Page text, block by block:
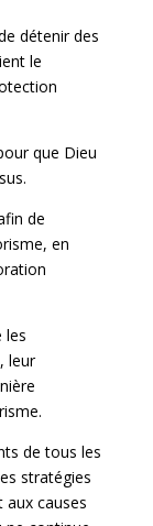
détenir des
le
que Dieu
de
en
les
leur
de tous les
stratégies
aux causes